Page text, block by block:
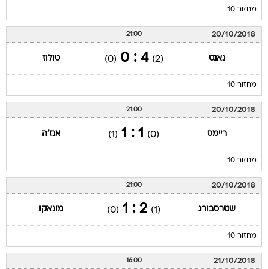
מחזור 10
20/10/2018
21:00
נאנט (2)
4 : 0
(0) טולוז
מחזור 10
20/10/2018
21:00
ריימס (0)
1 : 1
(1) אנז'ה
מחזור 10
20/10/2018
21:00
שטרסבורג (1)
2 : 1
(0) מונאקו
מחזור 10
21/10/2018
16:00